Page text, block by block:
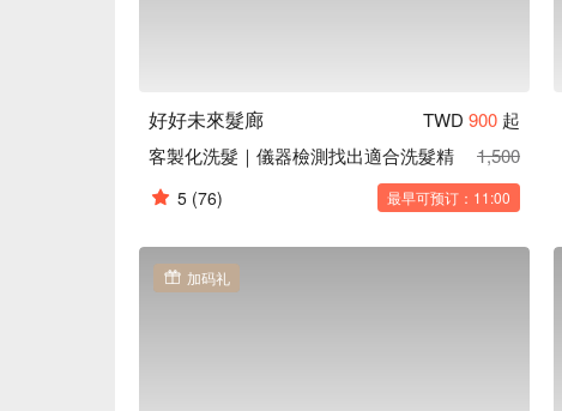
好好未來髮廊 TWD 900 起
客製化洗髮｜儀器檢測找出適合洗髮精
1,500
5 (76) 最早可预订：11:00
加码礼